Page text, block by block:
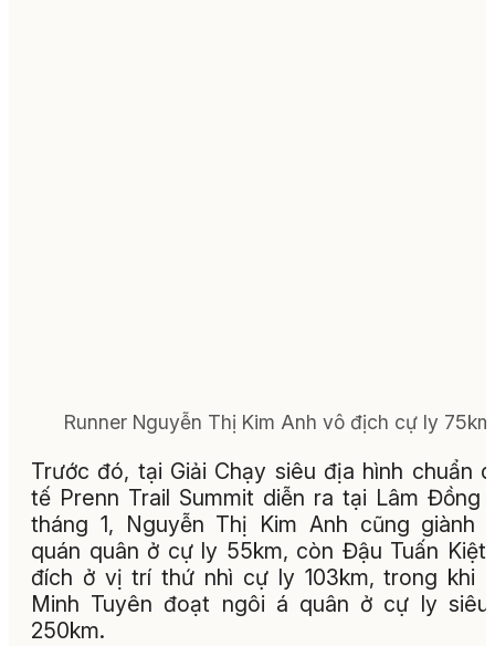
Runner Nguyễn Thị Kim Anh vô địch cự ly
Trước đó, tại Giải Chạy siêu địa hình chuẩn
tế Prenn Trail Summit diễn ra tại Lâm Đồng
tháng 1, Nguyễn Thị Kim Anh cũng giành
quán quân ở cự ly 55km, còn Đậu Tuấn Kiệt
đích ở vị trí thứ nhì cự ly 103km, trong khi
Minh Tuyên đoạt ngôi á quân ở cự ly
250km.